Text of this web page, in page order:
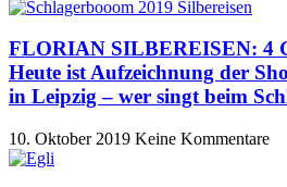
FLORIAN SILBEREISEN: 4
Heute ist Aufzeichnung der
in Leipzig – wer singt beim
10. Oktober 2019 Keine Kommentare